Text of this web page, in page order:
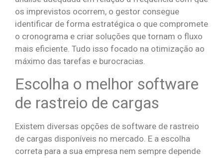
os imprevistos ocorrem, o gestor consegue
identificar de forma estratégica o que compromete
o cronograma e criar soluções que tornam o fluxo
mais eficiente. Tudo isso focado na otimização ao
máximo das tarefas e burocracias.
Escolha o melhor software
de rastreio de cargas
Existem diversas opções de software de rastreio
de cargas disponíveis no mercado. E a escolha
correta para a sua empresa nem sempre depende